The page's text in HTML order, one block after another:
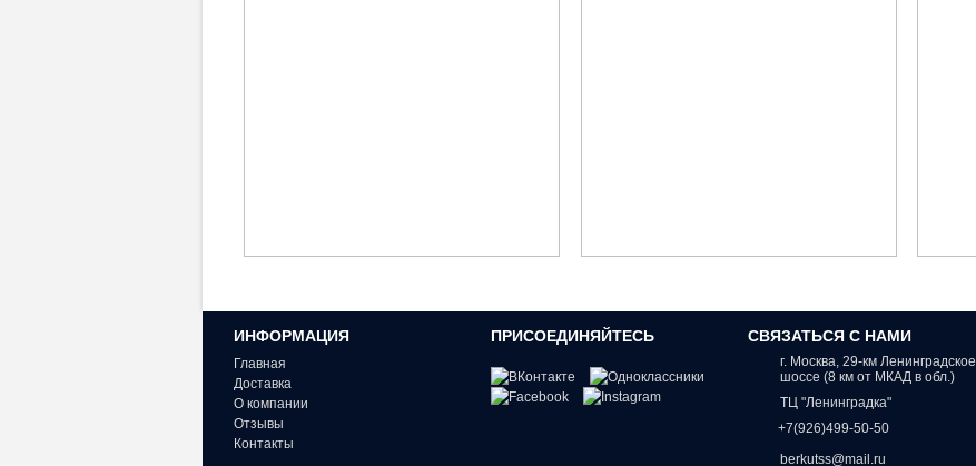
ИНФОРМАЦИЯ
Главная
Доставка
О компании
Отзывы
Контакты
ПРИСОЕДИНЯЙТЕСЬ СВЯЗАТЬСЯ С НАМИ
г. Москва, 29-км Ленинградское
шоссе (8 км от МКАД в обл.)
ТЦ "Ленинградка"
+7(926)499-50-50
berkutss@mail.ru